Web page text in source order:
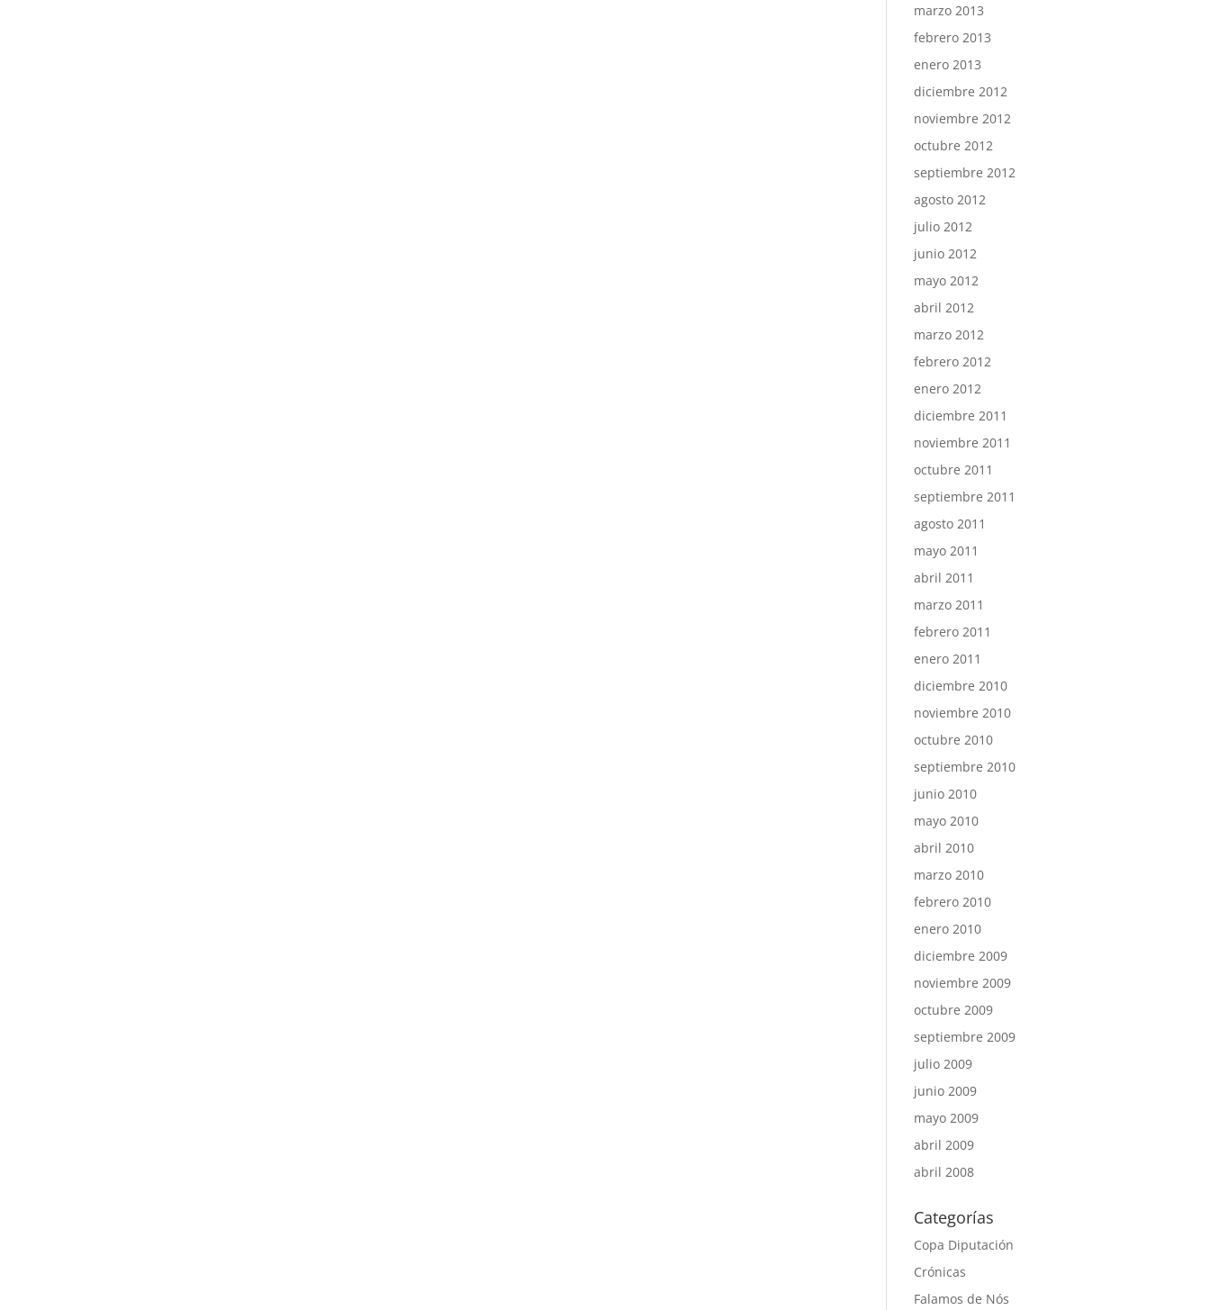
marzo 2013
febrero 2013
enero 2013
diciembre 2012
noviembre 2012
octubre 2012
septiembre 2012
agosto 2012
julio 2012
junio 2012
mayo 2012
abril 2012
marzo 2012
febrero 2012
enero 2012
diciembre 2011
noviembre 2011
octubre 2011
septiembre 2011
agosto 2011
mayo 2011
abril 2011
marzo 2011
febrero 2011
enero 2011
diciembre 2010
noviembre 2010
octubre 2010
septiembre 2010
junio 2010
mayo 2010
abril 2010
marzo 2010
febrero 2010
enero 2010
diciembre 2009
noviembre 2009
octubre 2009
septiembre 2009
julio 2009
junio 2009
mayo 2009
abril 2009
abril 2008
Categorías
Copa Diputación
Crónicas
Falamos de Nós